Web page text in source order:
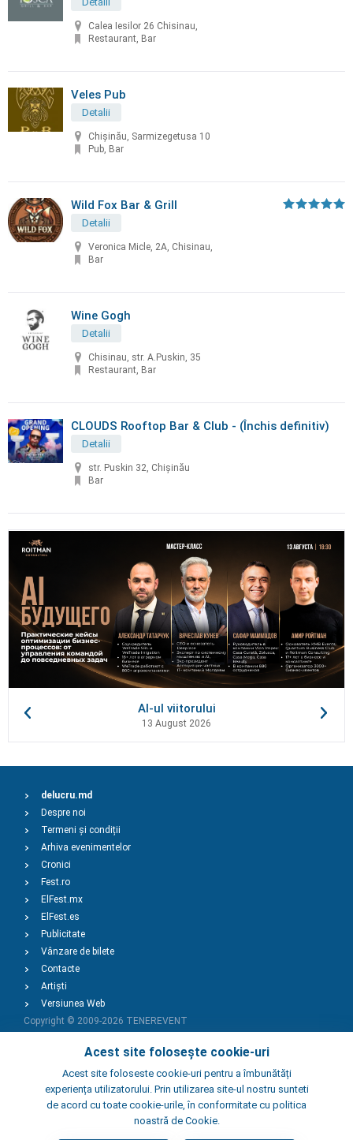
Calea Iesilor 26 Chisinau,
Restaurant, Bar
Veles Pub
Detalii
Chișinău, Sarmizegetusa 10
Pub, Bar
Wild Fox Bar & Grill
Detalii
Veronica Micle, 2A, Chisinau,
Bar
Wine Gogh
Detalii
Chisinau, str. A.Puskin, 35
Restaurant, Bar
СLOUDS Rooftop Bar & Club - (Închis definitiv)
Detalii
str. Puskin 32, Chișinău
Bar
AI-ul viitorului
13 August 2026
Acest site folosește cookie-uri
Acest site foloseste cookie-uri pentru a îmbunătăți
experiența utilizatorului. Prin utilizarea site-ul nostru sunteti
de acord cu toate cookie-urile, în conformitate cu politica
noastră de Cookie.
delucru.md
Despre noi
Termeni și condiții
Arhiva evenimentelor
Cronici
Fest.ro
ElFest.mx
ElFest.es
Publicitate
Vânzare de bilete
Contacte
Artiști
Versiunea Web
Copyright © 2009-2026 TENEREVENT
Adaugă Eveniment
Adaugă Local